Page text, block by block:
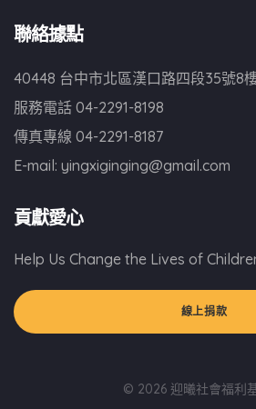
聯絡據點
40448 台中市北區漢口路四段35號8
服務電話 04-2291-8198
傳真專線 04-2291-8187
E-mail: yingxiginging@gmail.com
貢獻愛心
Help Us Change the Lives of
線上捐款
© 2026 迎曦社會福利